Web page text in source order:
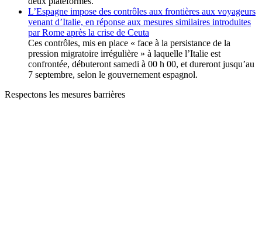
L’Espagne impose des contrôles aux frontières aux voyageurs
venant d’Italie, en réponse aux mesures similaires introduites
par Rome après la crise de Ceuta
Ces contrôles, mis en place « face à la persistance de la
pression migratoire irrégulière » à laquelle l’Italie est
confrontée, débuteront samedi à 00 h 00, et dureront jusqu’au
7 septembre, selon le gouvernement espagnol.
Respectons les mesures barrières